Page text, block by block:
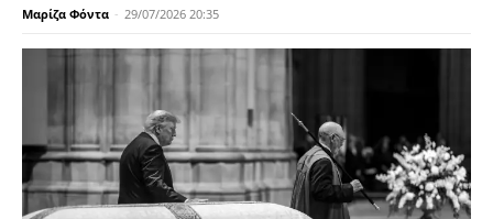
Μαρίζα Φόντα - 29/07/2026 20:35